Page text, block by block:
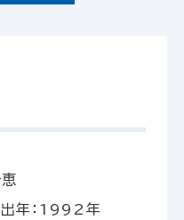
年：1992年